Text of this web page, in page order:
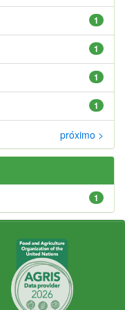
1
1
1
1
próximo >
1